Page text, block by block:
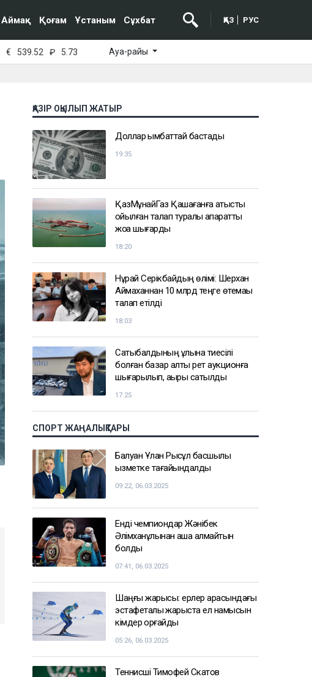
Аймақ Қоғам Ұстаным Сұхбат ҚАЗ РУС
€ 539.52 ₽ 5.73 Ауа-райы
ҚАЗІР ОҚЫЛЫП ЖАТЫР
Доллар қымбаттай бастады
19:35
ҚазМұнайГаз Қашағанға қатысты
қойылған талап туралы ақпаратты
жоққа шығарды
18:20
Нұрай Серікбайдың өлімі: Шерхан
Аймаханнан 10 млрд теңге өтемақы
талап етілді
18:03
Сатыбалдының ұлына тиесілі
болған базар алты рет аукционға
шығарылып, ақыры сатылды
17:25
СПОРТ ЖАҢАЛЫҚТАРЫ
Балуан Ұлан Рысқұл басшылық
қызметке тағайындалды
09:22, 06.03.2025
Енді чемпиондар Жәнібек
Әлімханұлынан қаша алмайтын
болды
07:41, 06.03.2025
Шаңғы жарысы: ерлер арасындағы
эстафеталық жарыста ел намысын
кімдер қорғайды
05:26, 06.03.2025
Теннисші Тимофей Скатов